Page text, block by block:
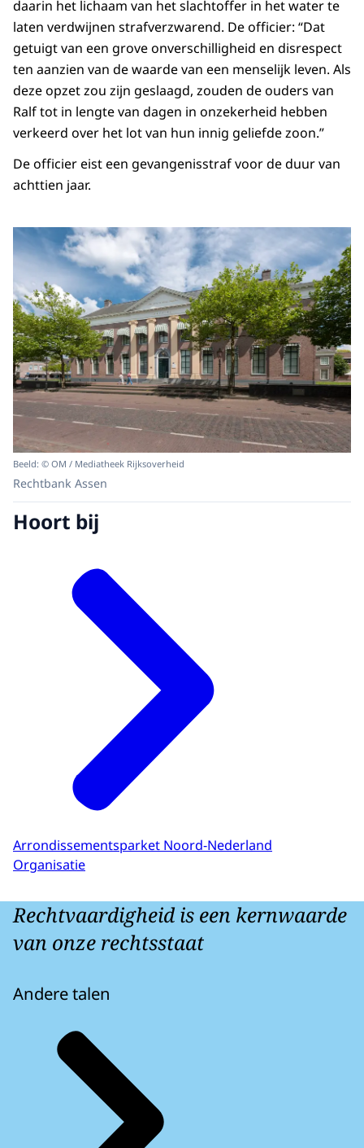
daarin het lichaam van het slachtoffer in het water te
laten verdwijnen strafverzwarend. De officier: “Dat
getuigt van een grove onverschilligheid en disrespect
ten aanzien van de waarde van een menselijk leven. Als
deze opzet zou zijn geslaagd, zouden de ouders van
Ralf tot in lengte van dagen in onzekerheid hebben
verkeerd over het lot van hun innig geliefde zoon.”
De officier eist een gevangenisstraf voor de duur van
achttien jaar.
Beeld: © OM / Mediatheek Rijksoverheid
Rechtbank Assen
Hoort bij
Arrondissementsparket Noord-Nederland
Organisatie
Rechtvaardigheid is een kernwaarde
van onze rechtsstaat
Andere talen